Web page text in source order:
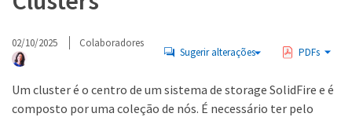
02/10/2025 Colaboradores
Sugerir alterações PDFs
Um cluster é o centro de um sistema de storage SolidFire e é
composto por uma coleção de nós. É necessário ter pelo